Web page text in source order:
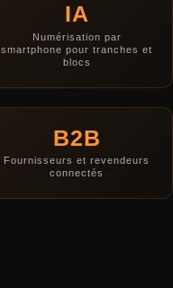
IA
Numérisation par
smartphone pour tranches et
blocs
B2B
Fournisseurs et revendeurs
connectés